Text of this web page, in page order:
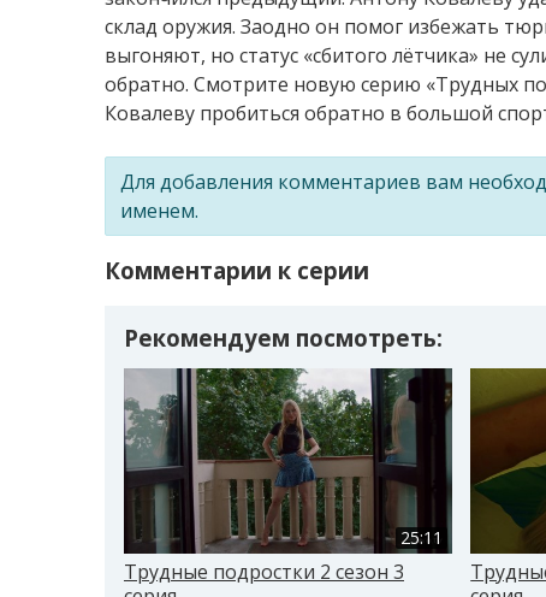
склад оружия. Заодно он помог избежать
выгоняют, но статус «сбитого лётчика» не
обратно. Смотрите новую серию «Трудных
Ковалеву пробиться обратно в большой
Для добавления комментариев вам
именем.
Комментарии к серии
Рекомендуем посмотреть:
25:11
Трудные подростки 2 сезон 3